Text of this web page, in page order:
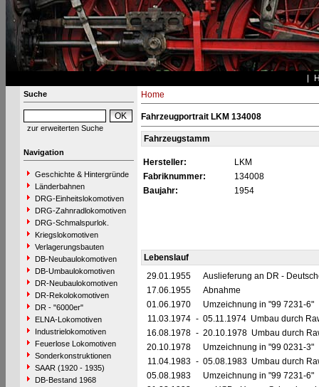
Suche
zur erweiterten Suche
Navigation
Geschichte & Hintergründe
Länderbahnen
DRG-Einheitslokomotiven
DRG-Zahnradlokomotiven
DRG-Schmalspurlok.
Kriegslokomotiven
Verlagerungsbauten
DB-Neubaulokomotiven
DB-Umbaulokomotiven
DR-Neubaulokomotiven
DR-Rekolokomotiven
DR - "6000er"
ELNA-Lokomotiven
Industrielokomotiven
Feuerlose Lokomotiven
Sonderkonstruktionen
SAAR (1920 - 1935)
DB-Bestand 1968
Home
Fahrzeugportrait LKM 134008
Fahrzeugstamm
Hersteller:
LKM
Fabriknummer:
134008
Baujahr:
1954
Lebenslauf
29.01.1955
Auslieferung an DR -
17.06.1955
Abnahme
01.06.1970
Umzeichnung in "99 7231-6"
11.03.1974 - 05.11.1974 Umbau durch
16.08.1978 - 20.10.1978 Umbau durch
20.10.1978
Umzeichnung in "99 0231-3"
11.04.1983 - 05.08.1983 Umbau durch
05.08.1983
Umzeichnung in "99 7231-6"